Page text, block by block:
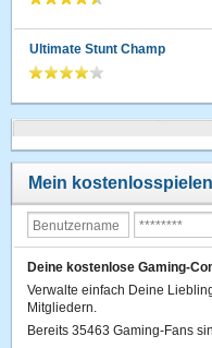
Ultimate Stunt Champ
Mein
Deine kostenlose Gaming-
Verwalte einfach Deine
Mitgliedern.
Bereits 35463 Gaming-Fans